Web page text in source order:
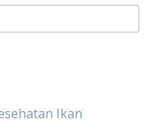
Ikan